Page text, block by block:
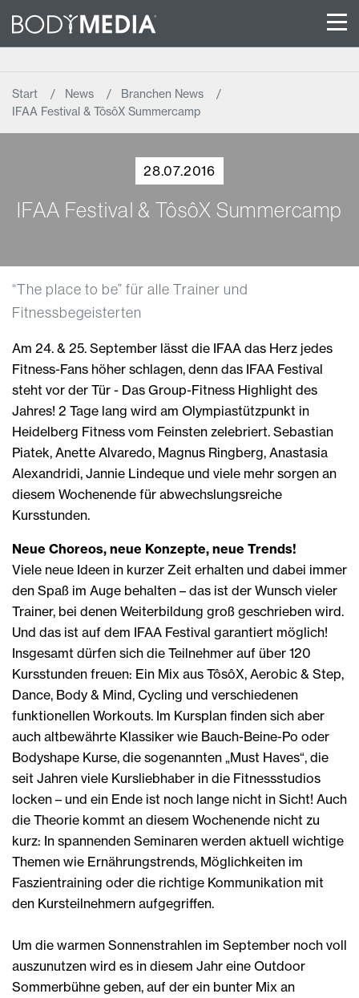
Start News
Branchen News
IFAA Festival & TôsôX Summercamp
28.07.2016
IFAA Festival & TôsôX Summercamp
“The place to be” für alle Trainer und
Fitnessbegeisterten
Am 24. & 25. September lässt die IFAA das Herz jedes
Fitness-Fans höher schlagen, denn das IFAA Festival
steht vor der Tür - Das Group-Fitness Highlight des
Jahres! 2 Tage lang wird am Olympiastützpunkt in
Heidelberg Fitness vom Feinsten zelebriert. Sebastian
Piatek, Anette Alvaredo, Magnus Ringberg, Anastasia
Alexandridi, Jannie Lindeque und viele mehr sorgen an
diesem Wochenende für abwechslungsreiche
Kursstunden.
Neue Choreos, neue Konzepte, neue Trends!
Viele neue Ideen in kurzer Zeit erhalten und dabei immer
den Spaß im Auge behalten – das ist der Wunsch vieler
Trainer, bei denen Weiterbildung groß geschrieben wird.
Und das ist auf dem IFAA Festival garantiert möglich!
Insgesamt dürfen sich die Teilnehmer auf über 120
Kursstunden freuen: Ein Mix aus TôsôX, Aerobic & Step,
Dance, Body & Mind, Cycling und verschiedenen
funktionellen Workouts. Im Kursplan finden sich aber
auch altbewährte Klassiker wie Bauch-Beine-Po oder
Bodyshape Kurse, die sogenannten „Must Haves“, die
seit Jahren viele Kursliebhaber in die Fitnessstudios
locken – und ein Ende ist noch lange nicht in Sicht! Auch
die Theorie kommt an diesem Wochenende nicht zu
kurz: In spannenden Seminaren werden aktuell wichtige
Themen wie Ernährungstrends, Möglichkeiten im
Faszientraining oder die richtige Kommunikation mit
den Kursteilnehmern aufgegriffen.
Um die warmen Sonnenstrahlen im September noch voll
auszunutzen wird es in diesem Jahr eine Outdoor
Sommerbühne geben, auf der ein bunter Mix an